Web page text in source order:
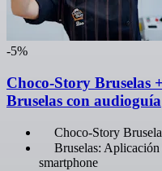
-5%
Choco-Story Bruselas
Bruselas con audioguía
Choco-Story
Bruselas:
smartphone